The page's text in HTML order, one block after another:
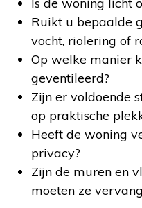
Is de woning licht
Ruikt u bepaalde
vocht, riolering of
Op welke manier
geventileerd?
Zijn er voldoende
op praktische
Heeft de woning
privacy?
Zijn de muren en
moeten ze